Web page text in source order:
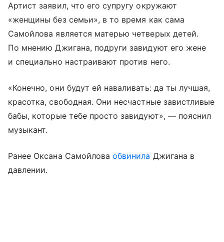
Артист заявил, что его супругу окружают
«женщины без семьи», в то время как сама
Самойлова является матерью четверых детей.
По мнению Джигана, подруги завидуют его жене
и специально настраивают против него.
«Конечно, они будут ей наваливать: да ты лучшая,
красотка, свободная. Они несчастные завистливые
бабы, которые тебе просто завидуют», — пояснил
музыкант.
Ранее Оксана Самойловаобвинила Джигана в
давлении.